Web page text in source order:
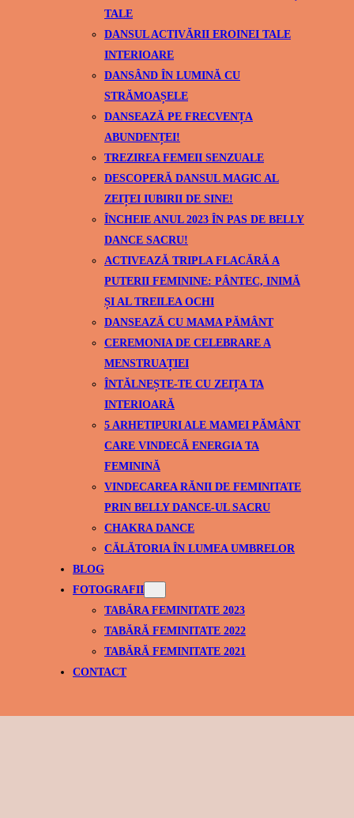
TALE
DANSUL ACTIVĂRII EROINEI TALE
INTERIOARE
DANSÂND ÎN LUMINĂ CU
STRĂMOAȘELE
DANSEAZĂ PE FRECVENȚA
ABUNDENȚEI!
TREZIREA FEMEII SENZUALE
DESCOPERĂ DANSUL MAGIC AL
ZEIȚEI IUBIRII DE SINE!
ÎNCHEIE ANUL 2023 ÎN PAS DE BELLY
DANCE SACRU!
ACTIVEAZĂ TRIPLA FLACĂRĂ A
PUTERII FEMININE: PÂNTEC, INIMĂ
ȘI AL TREILEA OCHI
DANSEAZĂ CU MAMA PĂMÂNT
CEREMONIA DE CELEBRARE A
MENSTRUAȚIEI
ÎNTĂLNEȘTE-TE CU ZEIȚA TA
INTERIOARĂ
5 ARHETIPURI ALE MAMEI PĂMÂNT
CARE VINDECĂ ENERGIA TA
FEMININĂ
VINDECAREA RĂNII DE FEMINITATE
PRIN BELLY DANCE-UL SACRU
CHAKRA DANCE
CĂLĂTORIA ÎN LUMEA UMBRELOR
BLOG
FOTOGRAFII
TABĂRA FEMINITATE 2023
TABĂRĂ FEMINITATE 2022
TABĂRĂ FEMINITATE 2021
CONTACT